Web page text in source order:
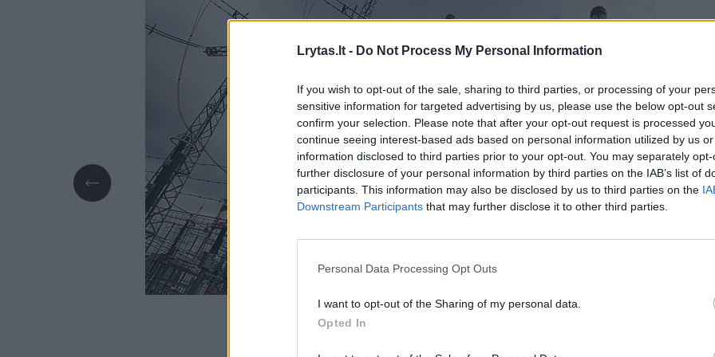
Lrytas.lt - Do Not Process My Personal Information
If you wish to opt-out of the sale, sharing to third parties, or processing of your
sensitive information for targeted advertising by us, please use the below opt-out
confirm your selection. Please note that after your opt-out request is processed
continue seeing interest-based ads based on personal information utilized by us
information disclosed to third parties prior to your opt-out. You may separately
further disclosure of your personal information by third parties on the IAB’s list of
participants. This information may also be disclosed by us to third parties on the
Downstream Participants that may further disclose it to other third parties.
Personal Data Processing Opt Outs
I want to opt-out of the Sharing of my personal data.
Opted In